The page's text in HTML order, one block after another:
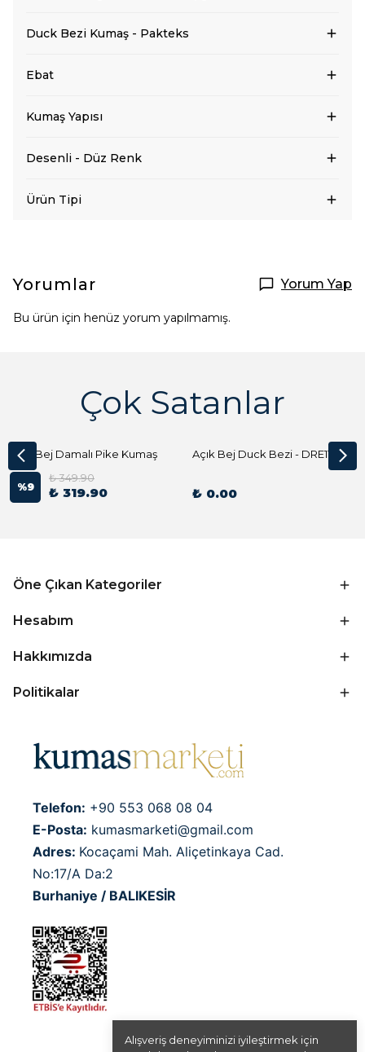
Alışveriş deneyiminizi iyileştirmek için
Duck Bezi Kumaş - Pakteks
Ebat
Kumaş Yapısı
Desenli - Düz Renk
Ürün Tipi
Yorumlar Yorum Yap
Bu ürün için henüz yorum yapılmamış.
Çok Satanlar
Açık Bej Damalı Pike Kumaş
%9
₺ 349.90
₺ 319.90
Açık Bej Duck Bezi - DRE1144 Kumaş Peçete
₺ 0.00
Öne Çıkan Kategoriler
Hesabım
Hakkımızda
Politikalar
Telefon: +90 553 068 08 04
E-Posta: kumasmarketi@gmail.com
Adres: Kocaçami Mah. Aliçetinkaya Cad.
No:17/A Da:2
Burhaniye / BALIKESİR